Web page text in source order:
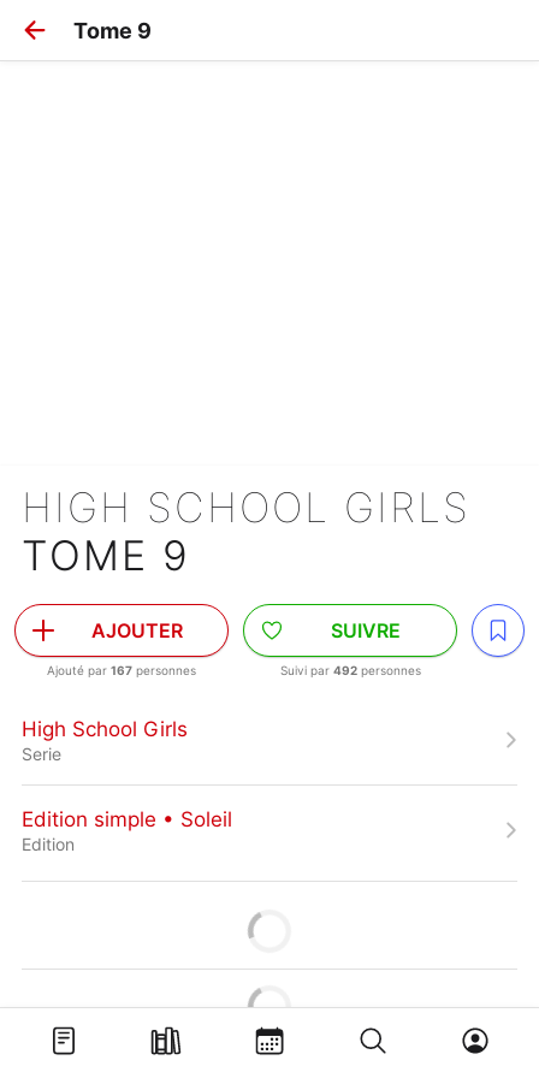
Tome 9
HIGH SCHOOL GIRLS
TOME 9
AJOUTER
Ajouté par 167 personnes
SUIVRE
Suivi par 492personnes
High School Girls
Serie
Edition simple • Soleil
Edition